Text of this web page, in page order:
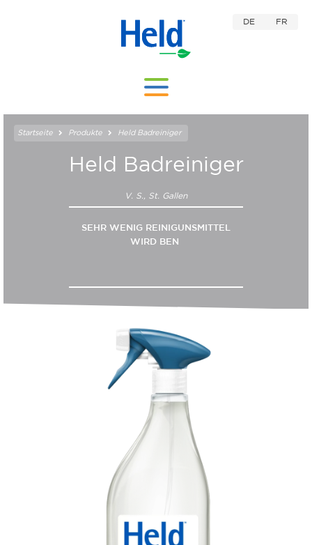
DE FR
Startseite Produkte Held Badreiniger
Held Badreiniger
V. S., St. Gallen
SEHR WENIG REINIGUNSMITTEL
WIRD BENÖTIG